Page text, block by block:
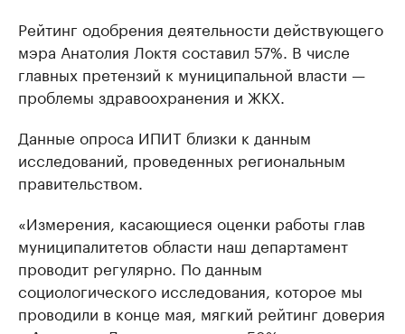
Рейтинг одобрения деятельности действующего
мэра Анатолия Локтя составил 57%. В числе
главных претензий к муниципальной власти —
проблемы здравоохранения и ЖКХ.
Данные опроса ИПИТ близки к данным
исследований, проведенных региональным
правительством.
«Измерения, касающиеся оценки работы глав
муниципалитетов области наш департамент
проводит регулярно. По данным
социологического исследования, которое мы
проводили в конце мая, мягкий рейтинг доверия